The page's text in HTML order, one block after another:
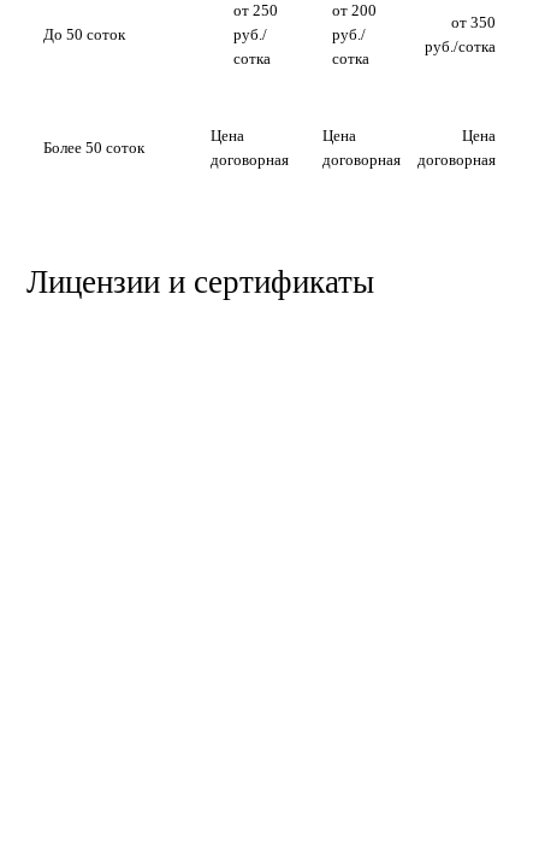
До 50 соток
от 250
руб./
сотка
от 200
руб./
сотка
от 350
руб./сотка
Более 50 соток
Цена
договорная
Цена
договорная
Цена
договорная
Лицензии и сертификаты